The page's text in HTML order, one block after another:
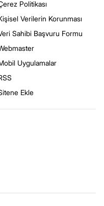
Politikası
Verilerin Korunması
Sahibi Başvuru Formu
Uygulamalar
Ekle